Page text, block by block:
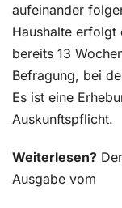
aufeinander
Haushalte erfolgt
bereits 13
Befragung, bei
Es ist eine
Auskunftspflicht.
Weiterlesen?
Ausgabe vom